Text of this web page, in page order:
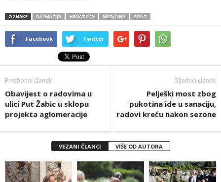
OZNAKE DALMACIJA HRVATSKA MEDICINA SPLIT
Facebook Twitter
Prethodni članak
Obavijest o radovima u
ulici Put Žabic u sklopu
projekta aglomeracije
Sljedeći članak
Pelješki most zbog
pukotina ide u sanaciju,
radovi kreću nakon sezone
VEZANI ČLANCI VIŠE OD AUTORA